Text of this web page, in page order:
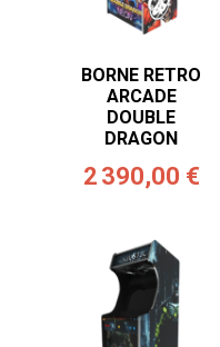
BORNE RETRO
ARCADE
DOUBLE
DRAGON
2 390,00 €